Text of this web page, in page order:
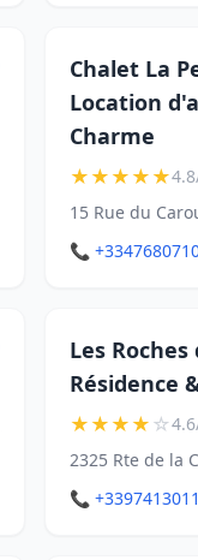
Chalet La
Location
Charme
★★★★★
15 Rue du
📞
Les
Résidence
★★★★☆
2325 Rte de la
📞